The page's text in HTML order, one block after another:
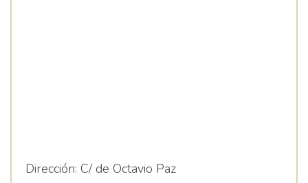
Dirección: C/ de Octavio Paz